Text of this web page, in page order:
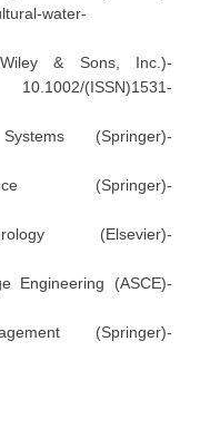
water-
& Sons, Inc.)-
10.1002/(ISSN)1531-
(Springer)-
(Springer)-
(Elsevier)-
Engineering (ASCE)-
(Springer)-